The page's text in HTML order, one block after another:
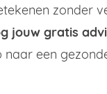
zonder
jouw gratis
naar een